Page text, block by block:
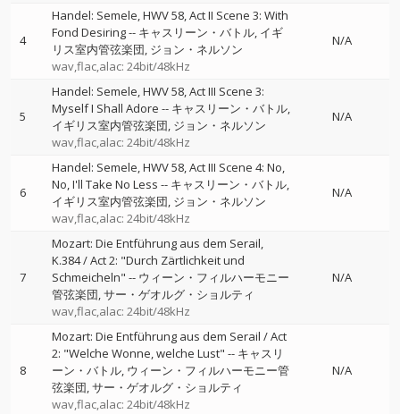
4
Handel: Semele, HWV 58, Act II Scene 3: With
Fond Desiring-- キャスリーン・バトル イギ
リス室内管弦楽団 ジョン・ネルソン
wav,flac,alac: 24bit/48kHz
N/A
5
Handel: Semele, HWV 58, Act III Scene 3:
Myself I Shall Adore -- キャスリーン・バトル
イギリス室内管弦楽団 ジョン・ネルソン
wav,flac,alac: 24bit/48kHz
N/A
6
Handel: Semele, HWV 58, Act III Scene 4: No,
No, I'll Take No Less -- キャスリーン・バトル
イギリス室内管弦楽団 ジョン・ネルソン
wav,flac,alac: 24bit/48kHz
N/A
7
Mozart: Die Entführung aus dem Serail,
K.384 / Act 2: "Durch Zärtlichkeit und
Schmeicheln" -- ウィーン・フィルハーモニー
管弦楽団 サー・ゲオルグ・ショルティ
wav,flac,alac: 24bit/48kHz
N/A
8
Mozart: Die Entführung aus dem Serail / Act
2: "Welche Wonne, welche Lust" -- キャスリ
ーン・バトル ウィーン・フィルハーモニー管
弦楽団 サー・ゲオルグ・ショルティ
wav,flac,alac: 24bit/48kHz
N/A